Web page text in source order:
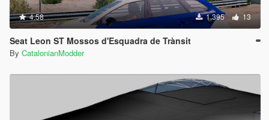
4.58 1.395 13
Seat Leon ST Mossos d'Esquadra de Trànsit
By CatalonianModder